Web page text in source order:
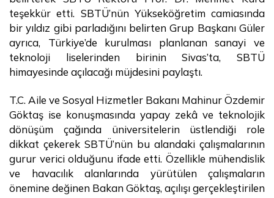
teşekkür etti. SBTÜ’nün Yükseköğretim camiasında
bir yıldız gibi parladığını belirten Grup Başkanı Güler
ayrıca, Türkiye’de kurulması planlanan sanayi ve
teknoloji liselerinden birinin Sivas’ta, SBTÜ
himayesinde açılacağı müjdesini paylaştı.
T.C. Aile ve Sosyal Hizmetler Bakanı Mahinur Özdemir
Göktaş ise konuşmasında yapay zekâ ve teknolojik
dönüşüm çağında üniversitelerin üstlendiği role
dikkat çekerek SBTÜ’nün bu alandaki çalışmalarının
gurur verici olduğunu ifade etti. Özellikle mühendislik
ve havacılık alanlarında yürütülen çalışmaların
önemine değinen Bakan Göktaş, açılışı gerçekleştirilen